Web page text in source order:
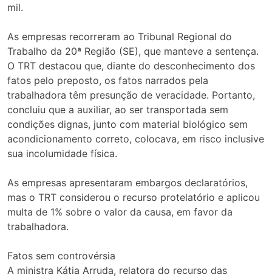
mil.
As empresas recorreram ao Tribunal Regional do
Trabalho da 20ª Região (SE), que manteve a sentença.
O TRT destacou que, diante do desconhecimento dos
fatos pelo preposto, os fatos narrados pela
trabalhadora têm presunção de veracidade. Portanto,
concluiu que a auxiliar, ao ser transportada sem
condições dignas, junto com material biológico sem
acondicionamento correto, colocava, em risco inclusive
sua incolumidade física.
As empresas apresentaram embargos declaratórios,
mas o TRT considerou o recurso protelatório e aplicou
multa de 1% sobre o valor da causa, em favor da
trabalhadora.
Fatos sem controvérsia
A ministra Kátia Arruda, relatora do recurso das